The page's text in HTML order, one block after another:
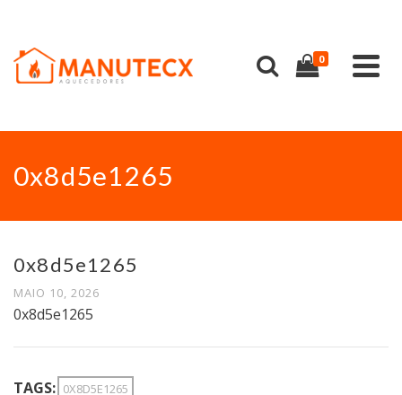
0
0x8d5e1265
0x8d5e1265
MAIO 10, 2026
0x8d5e1265
TAGS: 0X8D5E1265